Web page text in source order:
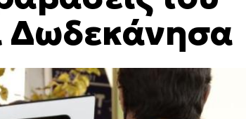
Δωδεκάνησα